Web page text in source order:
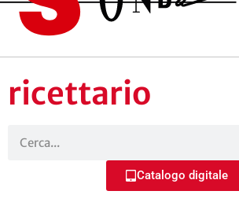
ricettario
Catalogo digitale